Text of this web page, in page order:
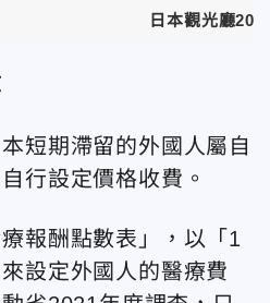
日本觀光廳
短期滯留的外國人屬自
行設定價格收費。
報酬點數表」，以「1
設定外國人的醫療費